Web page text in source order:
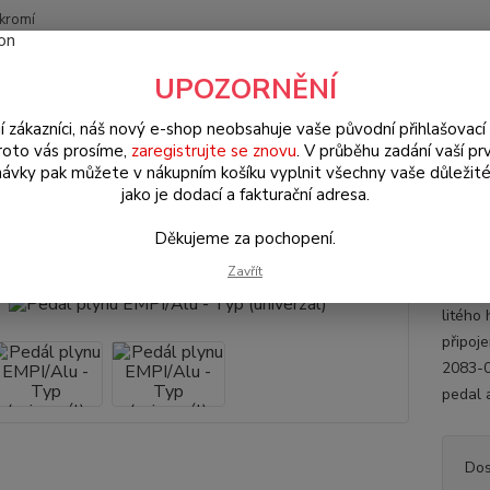
Hledat
Brouk Typ 1 (1938 » 03) Interiér (Interior) Doplňkové díly
plynu EMPI/Alu - Typ
litého
2083-
pedal
UPOZORNĚNÍ
zákazníci, náš nový e-shop neobsahuje vaše původní přihlašovací
vás prosíme, zaregistrujte se znovu. V průběhu zadání vaší
pak můžete v nákupním košíku vyplnit všechny vaše
jako je dodací a fakturační adresa.
Děkujeme za pochopení.
Zavřít